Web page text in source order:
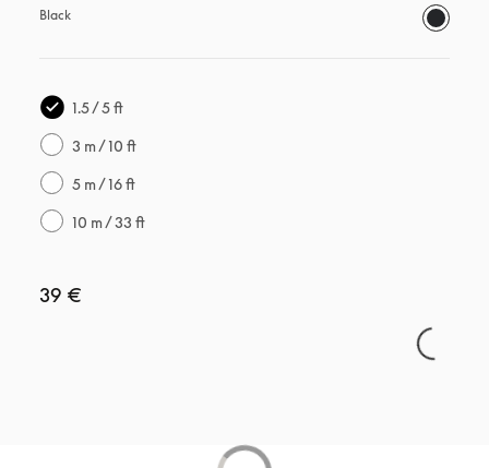
Black
1.5 / 5 ft
3 m / 10 ft
5 m / 16 ft
10 m / 33 ft
39 €